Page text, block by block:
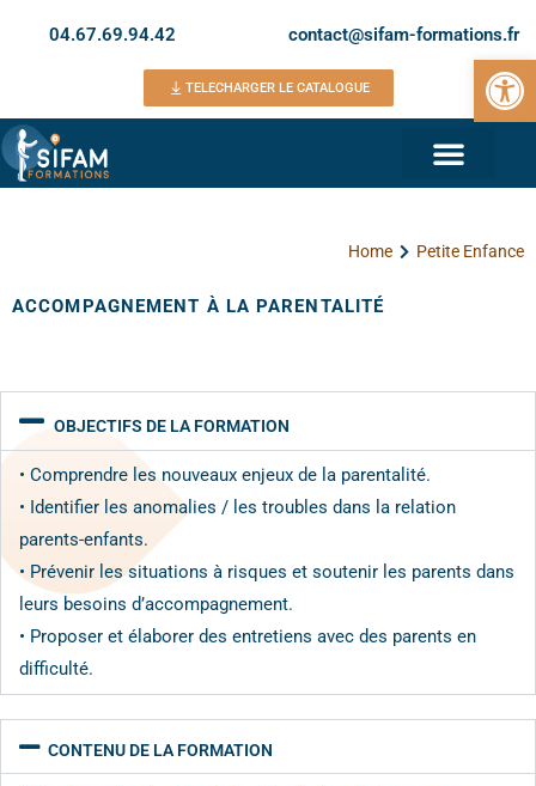
Ouvrir
04.67.69.94.42 contact@sifam-formations.fr
TELECHARGER LE CATALOGUE
Home Petite Enfance
ACCOMPAGNEMENT À LA PARENTALITÉ
OBJECTIFS DE LA FORMATION
• Comprendre les nouveaux enjeux de la parentalité.
• Identifier les anomalies / les troubles dans la relation
parents-enfants.
• Prévenir les situations à risques et soutenir les parents dans
leurs besoins d’accompagnement.
• Proposer et élaborer des entretiens avec des parents en
difficulté.
CONTENU DE LA FORMATION